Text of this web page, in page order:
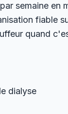
semaine en
fiable
quand
dialyse